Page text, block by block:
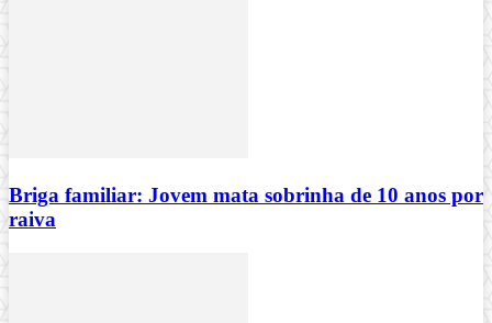
Briga familiar: Jovem mata sobrinha de 10 anos por
raiva